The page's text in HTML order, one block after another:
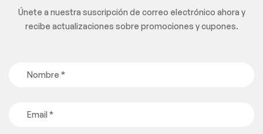
Únete a nuestra suscripción de correo electrónico ahora y
recibe actualizaciones sobre promociones y cupones.